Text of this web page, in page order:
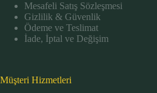
Mesafeli Satış Sözleşmesi
Gizlilik & Güvenlik
Ödeme ve Teslimat
İade, İptal ve Değişim
Müşteri Hizmetleri